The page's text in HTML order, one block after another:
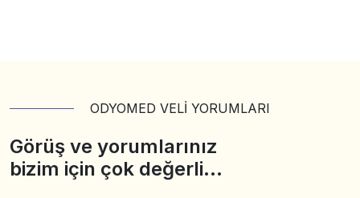
ODYOMED VELİ YORUMLARI
Görüş ve yorumlarınız
bizim için çok değerli…